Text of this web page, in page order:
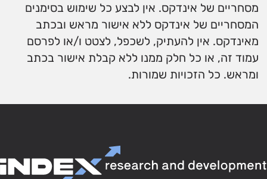
מסחריים של אינדקס. אין לבצע כל שימוש בסימנים
המסחריים של אינדקס ללא אישור מראש ובכתב
מאינדקס. אין להעתיק, לשכפל, לצטט ו/או לפרסם
עמוד זה, או כל חלק ממנו ללא קבלת אישור בכתב
ומראש. כל הזכויות שמורות.